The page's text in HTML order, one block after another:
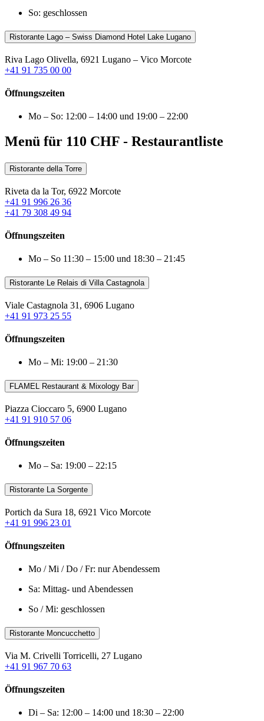
So: geschlossen
Ristorante Lago – Swiss Diamond Hotel Lake Lugano
Riva Lago Olivella, 6921 Lugano – Vico Morcote
+41 91 735 00 00
Öffnungszeiten
Mo – So: 12:00 – 14:00 und 19:00 – 22:00
Menü für 110 CHF - Restaurantliste
Ristorante della Torre
Riveta da la Tor, 6922 Morcote
+41 91 996 26 36
+41 79 308 49 94
Öffnungszeiten
Mo – So 11:30 – 15:00 und 18:30 – 21:45
Ristorante Le Relais di Villa Castagnola
Viale Castagnola 31, 6906 Lugano
+41 91 973 25 55
Öffnungszeiten
Mo – Mi: 19:00 – 21:30
FLAMEL Restaurant & Mixology Bar
Piazza Cioccaro 5, 6900 Lugano
+41 91 910 57 06
Öffnungszeiten
Mo – Sa: 19:00 – 22:15
Ristorante La Sorgente
Portich da Sura 18, 6921 Vico Morcote
+41 91 996 23 01
Öffnungszeiten
Mo / Mi / Do / Fr: nur Abendessem
Sa: Mittag- und Abendessen
So / Mi: geschlossen
Ristorante Moncucchetto
Via M. Crivelli Torricelli, 27 Lugano
+41 91 967 70 63
Öffnungszeiten
Di – Sa: 12:00 – 14:00 und 18:30 – 22:00